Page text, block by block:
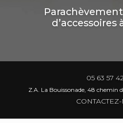
d’accessoires
05 63 57
Z.A. La Bouissonade, 48 chemin